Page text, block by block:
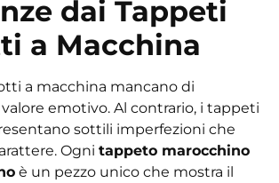
dai Tappeti
a Macchina
a macchina mancano di
emotivo. Al contrario, i tappeti
sottili imperfezioni che
Ogni tappeto marocchino
è un pezzo unico che mostra il